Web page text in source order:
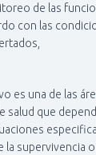
de las
con las
es una de las
salud que
la supervivencia